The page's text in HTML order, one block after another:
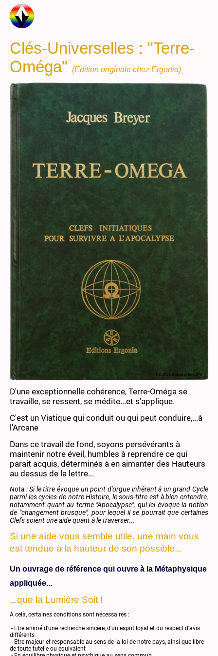
Clés-Universelles : "Terre-
Oméga" (Edition originale chez Ergonia)
D'une exceptionnelle cohérence, Terre-Oméga se
travaille, se ressent, se médite...et s'applique.
C'est un Viatique qui conduit ou qui peut conduire,...à
l'Arcane
Dans ce travail de fond, soyons persévérants à
maintenir notre éveil, humbles à reprendre ce qui
parait acquis, déterminés à en aimanter des Hauteurs
au dessus de la lettre...
Nota : Si le titre évoque un point d'orgue inhérent à un grand Cycle
parmi les cycles de notre Histoire, le sous-titre est à bien entendre,
notamment quant au terme "Apocalypse", qui ici évoque la notion
de "changement brusque", pour lequel il se pourrait que certaines
Clefs soient une aide quant à le traverser...
Si une aide vous semble utile, une main vous
est tendue à la hauteur de son possible...
Un ouvrage de référence qui ouvre à la Métaphysique
appliquée...
...que la Lumière Soit !
A celà, certaines conditions sont nécessaires :
- Etre animé d'une recherche sincère, d'un esprit loyal et du respect d'avis
différents
- Etre majeur et responsable au sens de la loi de notre pays, ainsi que libre
de toute tutelle ou équivalent